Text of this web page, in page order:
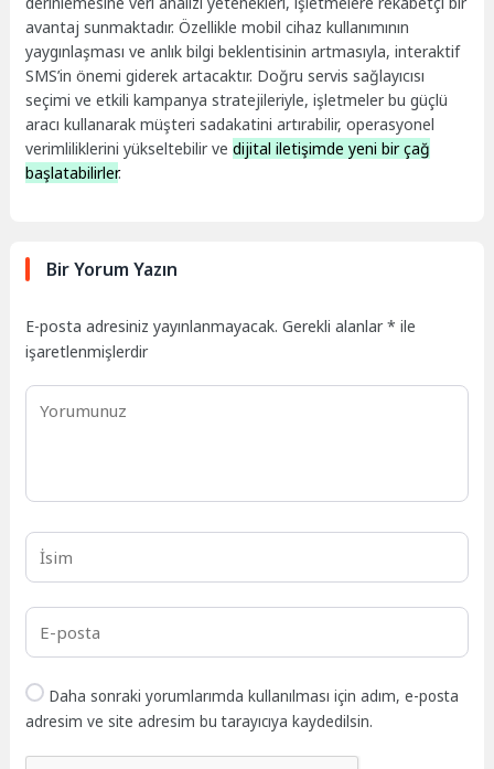
avantaj sunmaktadır. Özellikle mobil cihaz kullanımının
yaygınlaşması ve anlık bilgi beklentisinin artmasıyla, interaktif
SMS’in önemi giderek artacaktır. Doğru servis sağlayıcısı
seçimi ve etkili kampanya stratejileriyle, işletmeler bu güçlü
aracı kullanarak müşteri sadakatini artırabilir, operasyonel
verimliliklerini yükseltebilir vedijital iletişimde yeni bir çağ
başlatabilirler.
Bir Yorum Yazın
E-posta adresiniz yayınlanmayacak. Gerekli alanlar* ile
işaretlenmişlerdir
Daha sonraki yorumlarımda kullanılması için adım, e-posta
adresim ve site adresim bu tarayıcıya kaydedilsin.